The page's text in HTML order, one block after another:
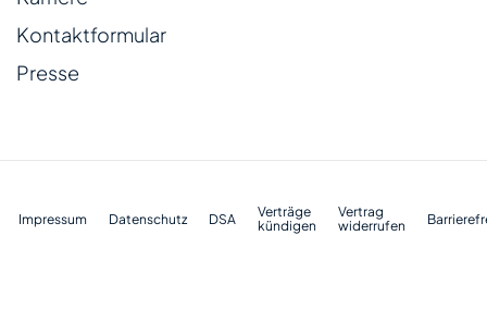
Kontaktformular
Presse
Impressum Datenschutz DSA
Verträge
kündigen
Vertrag
widerrufen